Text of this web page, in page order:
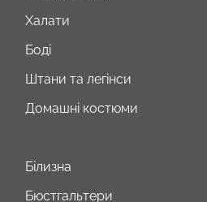
Халати
Боді
Штани та легінси
Домашні костюми
Білизна
Бюстгальтери
519 грн.